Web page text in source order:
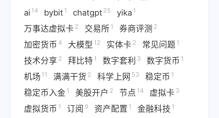
ai 14 bybit 1 chatgpt 25 yika 1
万事达虚拟卡 2 交易所 1 券商评测 2
加密货币 4 大模型 12 实体卡 2 常见问题 1
技术分享 2 拜比特 1 数字套利 3 数字货币 1
机场 11 满满干货 2 科学上网 53 稳定币 1
稳定币入金 1 美股开户 2 节点 14 虚拟卡 3
虚拟货币 1 订阅 9 资产配置 1 金融科技 1